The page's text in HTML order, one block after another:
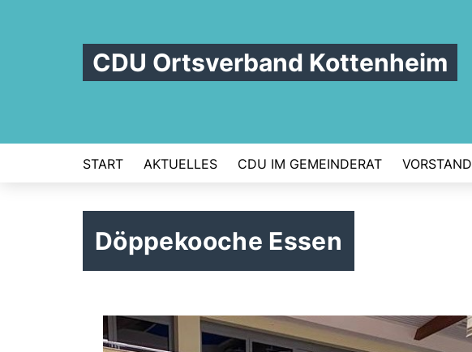
CDU Ortsverband Kottenheim
START AKTUELLES CDU IM GEMEINDERAT VORSTAND
Döppekooche Essen